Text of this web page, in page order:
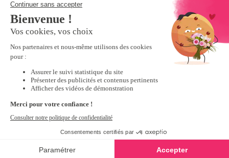
Prenez soin
de vous et
à bientôt !
Abigaël
une expérience du
26/08/2025 parRAYMOND